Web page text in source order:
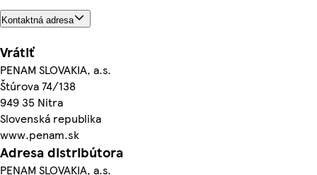
Kontaktná adresa
Vrátiť
PENAM SLOVAKIA, a.s.
Štúrova 74/138
949 35 Nitra
Slovenská republika
www.penam.sk
Adresa distribútora
PENAM SLOVAKIA, a.s.